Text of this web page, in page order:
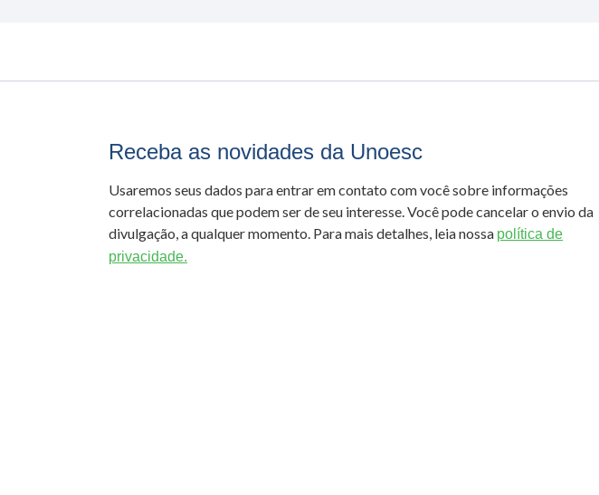
Receba as novidades da Unoesc
Usaremos seus dados para entrar em contato com você sobre informações
correlacionadas que podem ser de seu interesse. Você pode cancelar o envio da
divulgação, a qualquer momento. Para mais detalhes, leia nossa política de
privacidade.